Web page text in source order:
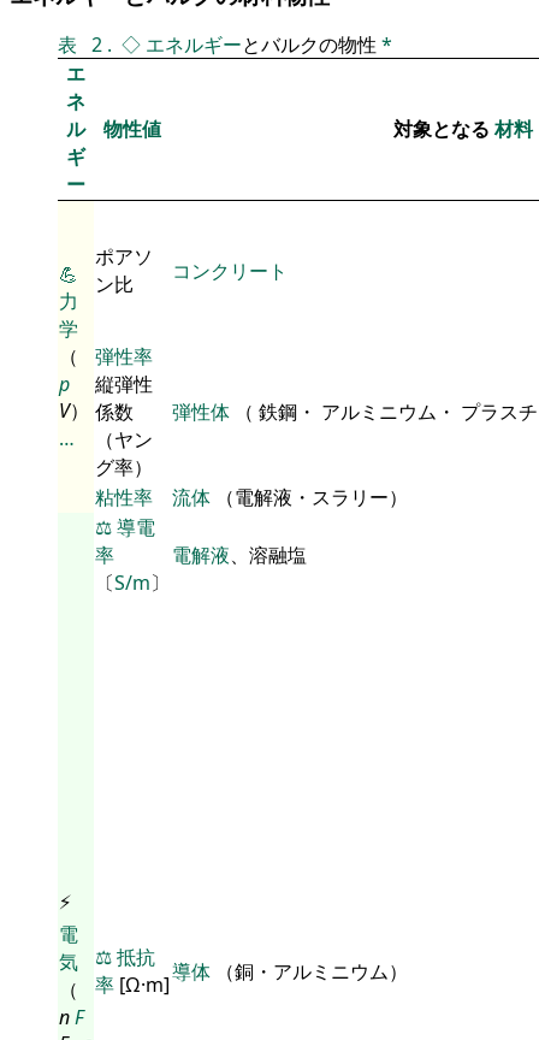
表 2 . ◇ エネルギーとバルクの物性 *
エ
ネ
ル
ギ
ー
物性値 対象となる材料
💪
力
学
（
p
V）
…
ポアソ
ン比
コンクリート
弾性率
縦弾性
係数
（ヤン
グ率）
弾性体 （ 鉄鋼・ アルミニウム・ プラス
粘性率 流体 （電解液・スラリー）
⚡
電
気
（
nF
⚖️導電
率
〔S/m〕
電解液、溶融塩
⚖️抵抗
率 [Ω·m]導体 （銅・アルミニウム）